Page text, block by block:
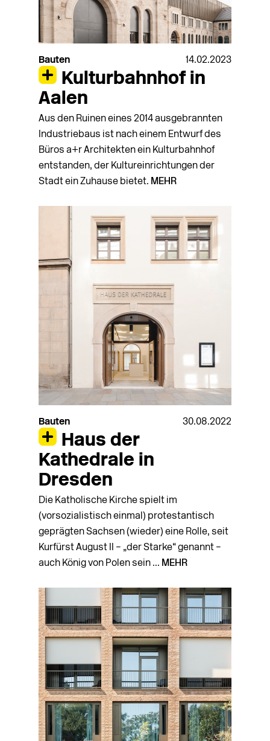
Bauten 14.02.2023
Kulturbahnhof in
Aalen
Aus den Ruinen eines 2014 ausgebrannten
Industriebaus ist nach einem Entwurf des
Büros a+r Architekten ein Kulturbahnhof
entstanden, der Kultureinrichtungen der
Stadt ein Zuhause bietet. MEHR
Bauten 30.08.2022
Haus der
Kathedrale in
Dresden
Die Katholische Kirche spielt im
(vorsozialistisch einmal) protestantisch
geprägten Sachsen (wieder) eine Rolle, seit
Kurfürst August II – „der Starke“ genannt –
auch König von Polen sein ... MEHR